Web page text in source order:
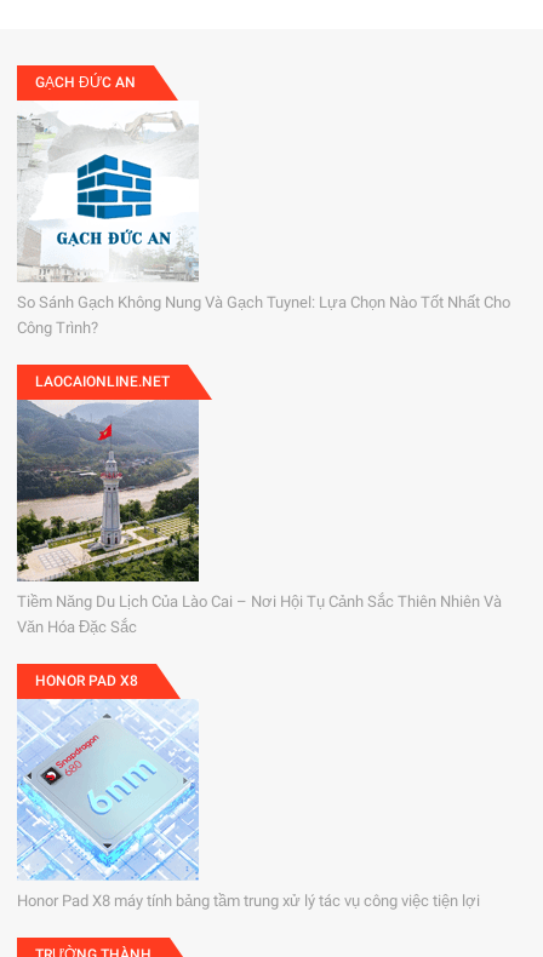
GẠCH ĐỨC AN
So Sánh Gạch Không Nung Và Gạch Tuynel: Lựa Chọn Nào Tốt Nhất Cho
Công Trình?
LAOCAIONLINE.NET
Tiềm Năng Du Lịch Của Lào Cai – Nơi Hội Tụ Cảnh Sắc Thiên Nhiên Và
Văn Hóa Đặc Sắc
HONOR PAD X8
Honor Pad X8 máy tính bảng tầm trung xử lý tác vụ công việc tiện lợi